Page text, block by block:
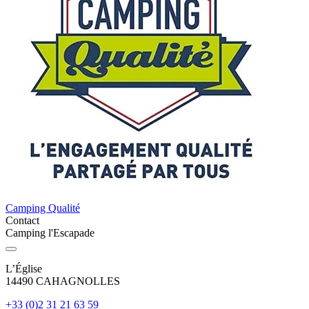
Camping Qualité
Contact
Camping l'Escapade
L’Église
14490 CAHAGNOLLES
+33 (0)2 31 21 63 59